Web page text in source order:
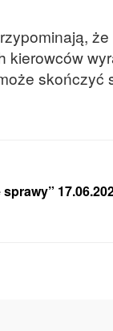
kierowców
skończyć